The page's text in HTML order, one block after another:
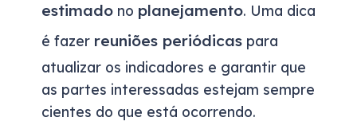
estimado no planejamento. Uma dica
é fazer reuniões periódicas para
atualizar os indicadores e garantir que
as partes interessadas estejam sempre
cientes do que está ocorrendo.